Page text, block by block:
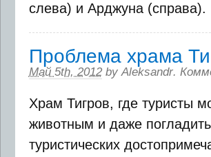
слева) и Арджуна (справа).
Проблема храма
Май 5th, 2012 byAleksandr.
Храм Тигров, где туристы
животным и даже
туристических